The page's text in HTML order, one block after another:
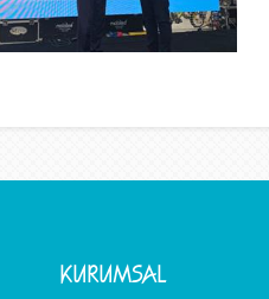
KURUMSAL